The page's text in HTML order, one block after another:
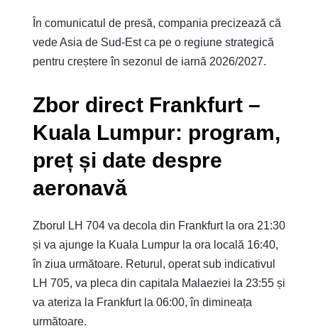
În comunicatul de presă, compania precizează că
vede Asia de Sud-Est ca pe o regiune strategică
pentru creștere în sezonul de iarnă 2026/2027.
Zbor direct Frankfurt –
Kuala Lumpur: program,
preț și date despre
aeronavă
Zborul LH 704 va decola din Frankfurt la ora 21:30
și va ajunge la Kuala Lumpur la ora locală 16:40,
în ziua următoare. Returul, operat sub indicativul
LH 705, va pleca din capitala Malaeziei la 23:55 și
va ateriza la Frankfurt la 06:00, în dimineața
următoare.